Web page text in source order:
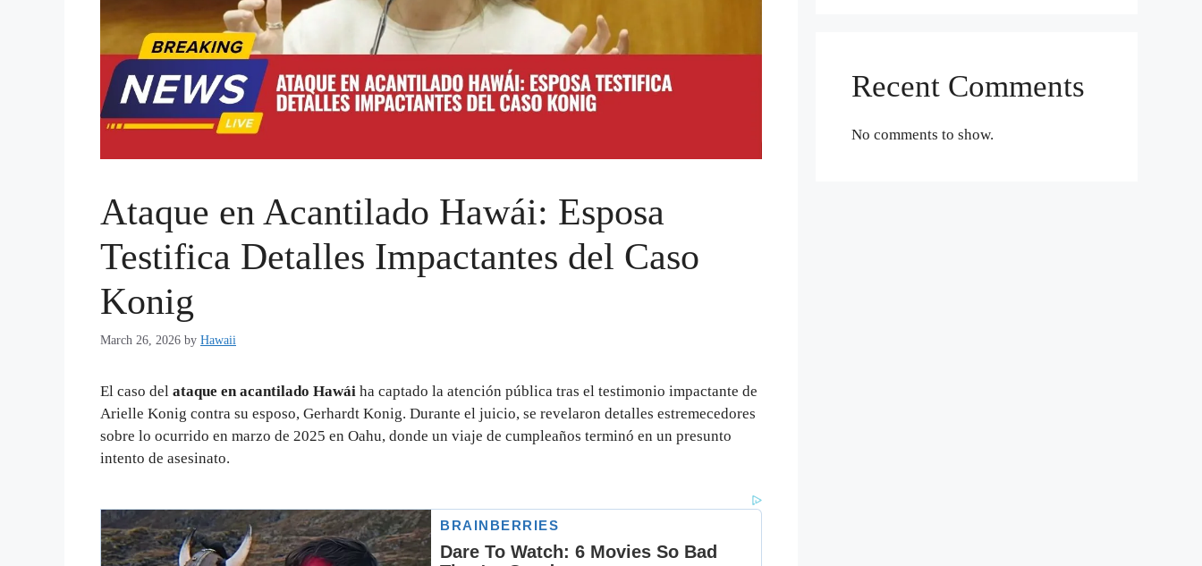
Ataque en Acantilado Hawái: Esposa
Testifica Detalles Impactantes del Caso
Konig
March 26, 2026 by Hawaii
El caso del ataque en acantilado Hawái ha captado la atención pública tras el testimonio impactante de
Arielle Konig contra su esposo, Gerhardt Konig. Durante el juicio, se revelaron detalles estremecedores
sobre lo ocurrido en marzo de 2025 en Oahu, donde un viaje de cumpleaños terminó en un presunto
intento de asesinato.
Recent Comments
No comments to show.